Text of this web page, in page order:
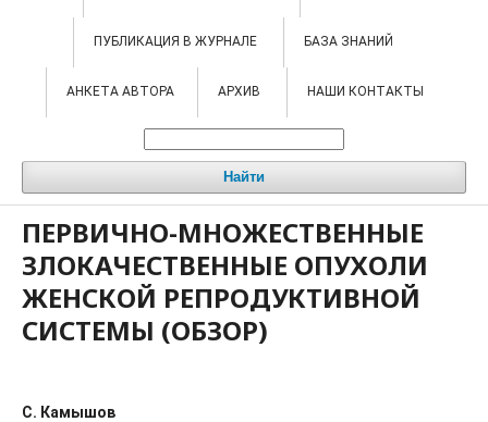
ПУБЛИКАЦИЯ В ЖУРНАЛЕ БАЗА ЗНАНИЙ
АНКЕТА АВТОРА АРХИВ НАШИ КОНТАКТЫ
Найти
ПЕРВИЧНО-МНОЖЕСТВЕННЫЕ
ЗЛОКАЧЕСТВЕННЫЕ ОПУХОЛИ
ЖЕНСКОЙ РЕПРОДУКТИВНОЙ
СИСТЕМЫ (ОБЗОР)
С. Камышов